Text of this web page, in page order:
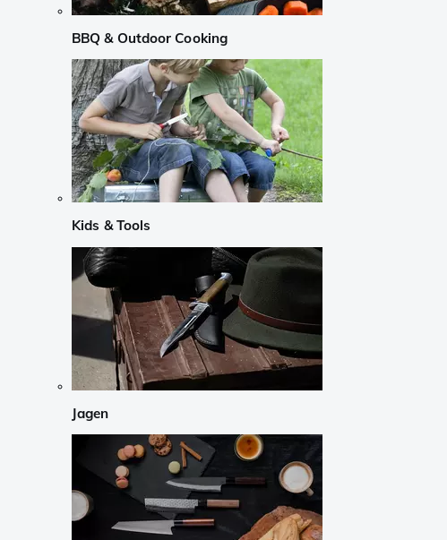
BBQ & Outdoor Cooking
Kids & Tools
Jagen